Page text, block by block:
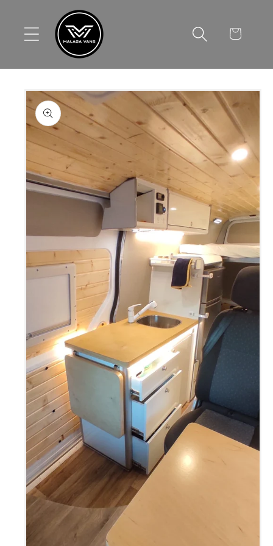
directamente
al contenido
Carrito
directamente
a la
información
del producto